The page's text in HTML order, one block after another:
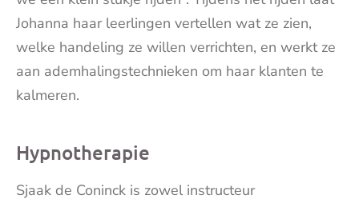
Johanna haar leerlingen vertellen wat ze zien,
welke handeling ze willen verrichten, en werkt ze
aan ademhalingstechnieken om haar klanten te
kalmeren.
Hypnotherapie
Sjaak de Coninck is zowel instructeur